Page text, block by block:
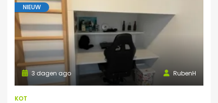
NIEUW
RubenH
3 dagen ago
KOT